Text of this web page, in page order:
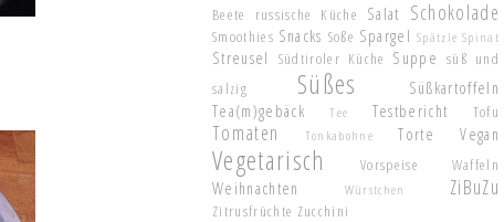
Beete
russische Küche Salat Schokolade
Smoothies Snacks Soße Spargel Spätzle Spinat
Streusel Südtiroler Küche Suppe süß und
salzig
Süßes
Süßkartoffeln
Tea(m)gebäck
Tee Testbericht Tofu
Tomaten Tonkabohne Torte Vegan
Vegetarisch Vorspeise Waffeln
Weihnachten Würstchen ZiBuZu
Zitrusfrüchte Zucchini